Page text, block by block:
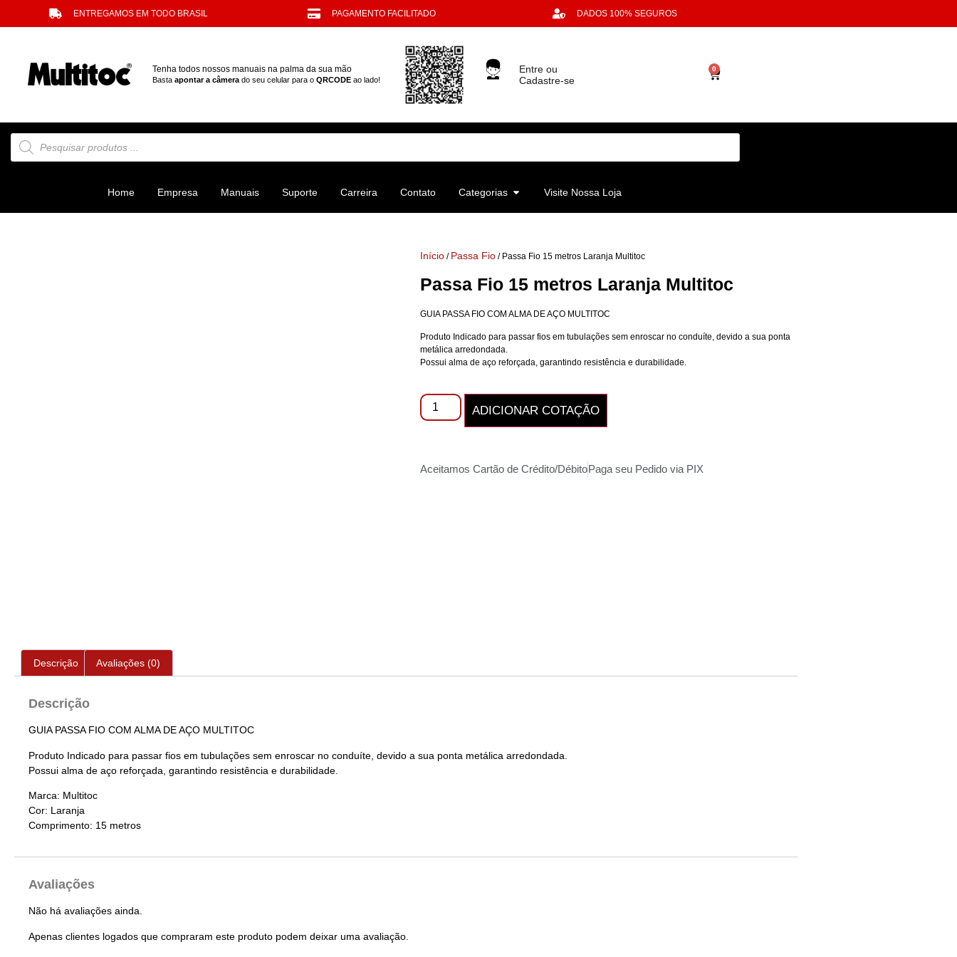
ENTREGAMOS EM TODO BRASIL PAGAMENTO FACILITADO DADOS 100% SEGUROS
Tenha todos nossos manuais na palma da sua mão
Bastaapontar a câmera do seu celular para oQRCODE ao lado!
Entre ou
Cadastre-se
0
Home Empresa Manuais Suporte Carreira Contato Categorias Visite Nossa Loja
Início / Passa Fio / Passa Fio 15 metros Laranja Multitoc
Passa Fio 15 metros Laranja Multitoc
GUIA PASSA FIO COM ALMA DE AÇO MULTITOC
Produto Indicado para passar fios em tubulações sem enroscar no conduíte, devido a sua ponta
metálica arredondada.
Possui alma de aço reforçada, garantindo resistência e durabilidade.
ADICIONAR COTAÇÃO
Aceitamos Cartão de Crédito/DébitoPaga seu Pedido via PIX
Descrição Avaliações (0)
Descrição
GUIA PASSA FIO COM ALMA DE AÇO MULTITOC
Produto Indicado para passar fios em tubulações sem enroscar no conduíte, devido a sua ponta metálica arredondada.
Possui alma de aço reforçada, garantindo resistência e durabilidade.
Marca: Multitoc
Cor: Laranja
Comprimento: 15 metros
Avaliações
Não há avaliações ainda.
Apenas clientes logados que compraram este produto podem deixar uma avaliação.